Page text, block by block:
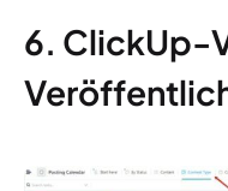
6. ClickUp-